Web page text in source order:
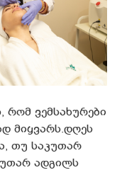
ვემსახურები
მიყვარს.დღეს
თუ საკუთარ
ადგილს